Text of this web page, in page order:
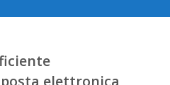
elettronica